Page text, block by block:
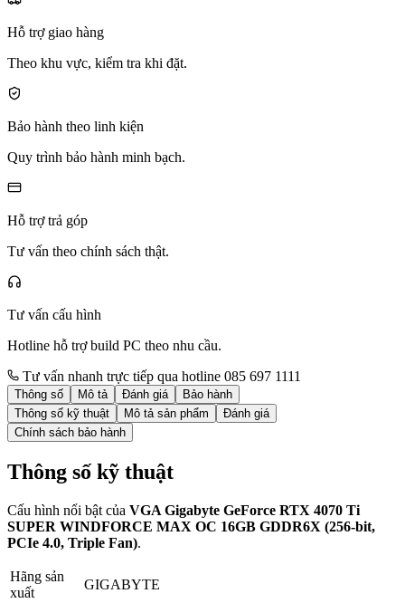
Hỗ trợ giao hàng
Theo khu vực, kiểm tra khi đặt.
Bảo hành theo linh kiện
Quy trình bảo hành minh bạch.
Hỗ trợ trả góp
Tư vấn theo chính sách thật.
Tư vấn cấu hình
Hotline hỗ trợ build PC theo nhu cầu.
Tư vấn nhanh trực tiếp qua hotline 085 697 1111
Thông số Mô tả Đánh giá
Bảo hành
Thông số kỹ thuật
Mô tả sản phẩm
Đánh giá
Chính sách bảo hành
Thông số kỹ thuật
Cấu hình nổi bật của VGA Gigabyte GeForce RTX 4070 Ti
SUPER WINDFORCE MAX OC 16GB GDDR6X (256-bit,
PCIe 4.0, Triple Fan).
Hãng sản
xuất
GIGABYTE